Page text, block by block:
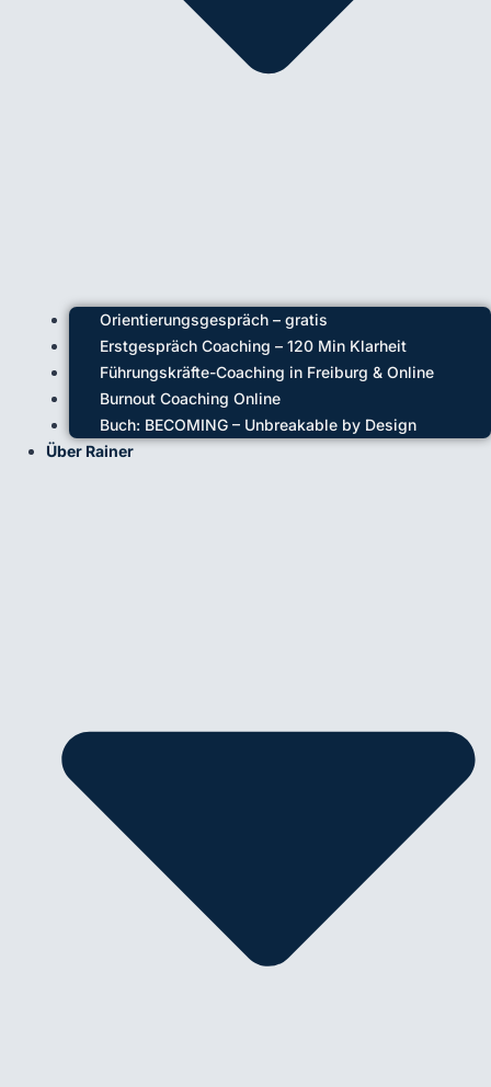
Orientierungsgespräch – gratis
Erstgespräch Coaching – 120 Min Klarheit
Führungskräfte-Coaching in Freiburg & Online
Burnout Coaching Online
Buch: BECOMING – Unbreakable by Design
Über Rainer